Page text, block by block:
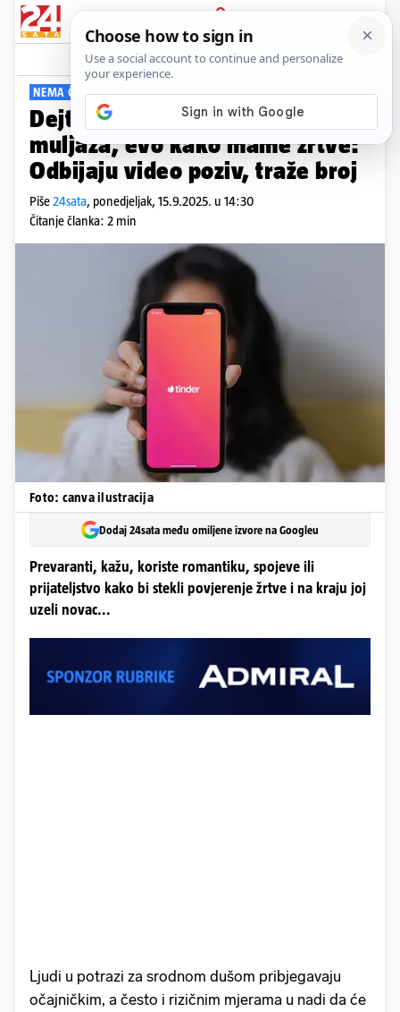
PRIJAVA
Viral Komentari
NEMA ČEGA NEMA...
Dejting aplikacije postale leglo
muljaža, evo kako mame žrtve:
Odbijaju video poziv, traže broj
Piše24sata, ponedjeljak, 15.9.2025. u 14:30
Čitanje članka: 2 min
Foto: canva ilustracija
Dodaj 24sata među omiljene izvore na Googleu
Prevaranti, kažu, koriste romantiku, spojeve ili
prijateljstvo kako bi stekli povjerenje žrtve i na kraju joj
uzeli novac...
Ljudi u potrazi za srodnom dušom pribjegavaju
očajničkim, a često i rizičnim mjerama u nadi da će